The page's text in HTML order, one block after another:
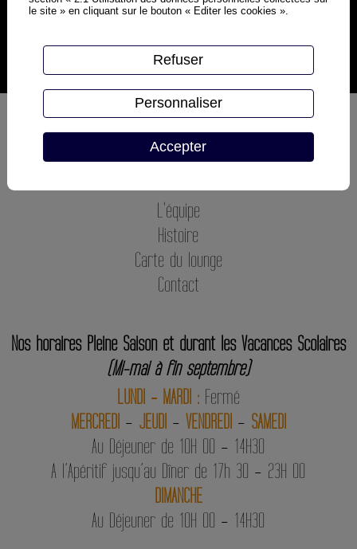
L'équipe
Histoire
Carte du lounge
Contact
Nos horaires Pleine Saison et durant les Vacances Scolaires
(Mi-mai à fin septembre)
LUNDI - MARDI :Fermé
MERCREDI – JEUDI – VENDREDI – SAMEDI
Au Déjeuner de 10H 00 – 14H30
A l’Apéritif jusqu’au Dîner de 17h 30 – 23H 00
DIMANCHE
Au Déjeuner de 10H 00 – 14H30
le site » en cliquant sur le bouton « Editer les cookies ».
Accepter
Refuser
Personnaliser